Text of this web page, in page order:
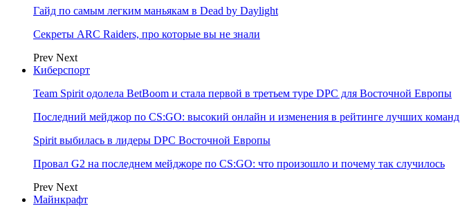
Гайд по самым легким маньякам в Dead by Daylight
Секреты ARC Raiders, про которые вы не знали
Prev Next
Киберспорт
Team Spirit одолела BetBoom и стала первой в третьем туре DPC для Восточной Европы
Последний мейджор по CS:GO: высокий онлайн и изменения в рейтинге лучших команд
Spirit выбилась в лидеры DPC Восточной Европы
Провал G2 на последнем мейджоре по CS:GO: что произошло и почему так случилось
Prev Next
Майнкрафт